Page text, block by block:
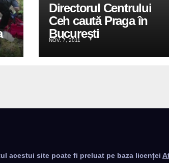
Directorul Centrului
Ceh caută Praga în
București
NOV. 7, 2011
acestui site poate fi preluat pe baza licenței